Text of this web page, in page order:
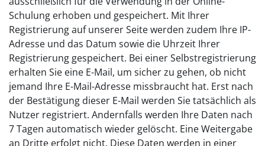
Schulung erhoben und gespeichert. Mit Ihrer
Registrierung auf unserer Seite werden zudem Ihre IP-
Adresse und das Datum sowie die Uhrzeit Ihrer
Registrierung gespeichert. Bei einer Selbstregistrierung
erhalten Sie eine E-Mail, um sicher zu gehen, ob nicht
jemand Ihre E-Mail-Adresse missbraucht hat. Erst nach
der Bestätigung dieser E-Mail werden Sie tatsächlich als
Nutzer registriert. Andernfalls werden Ihre Daten nach
7 Tagen automatisch wieder gelöscht. Eine Weitergabe
an Dritte erfolgt nicht. Diese Daten werden in einer